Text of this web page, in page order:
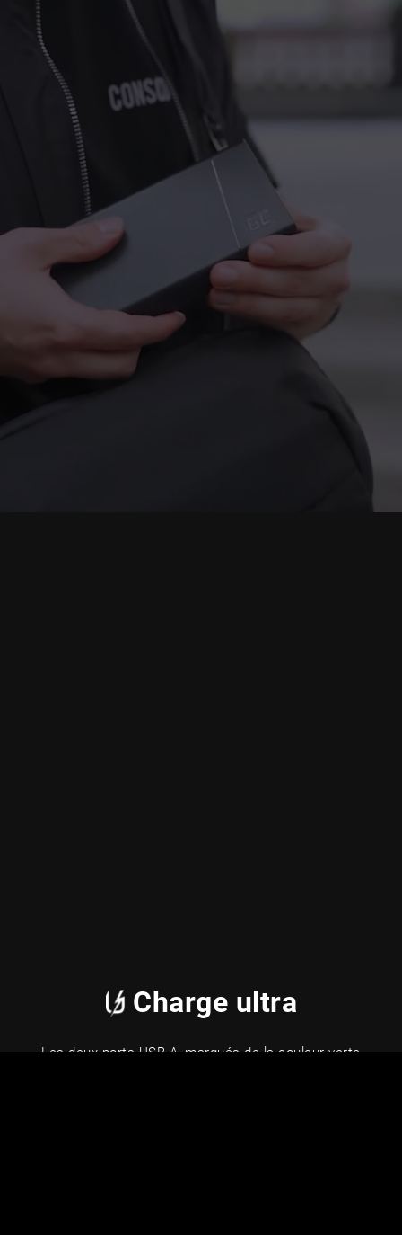
Charge ultra
Les deux ports USB-A, marqués de la couleur verte